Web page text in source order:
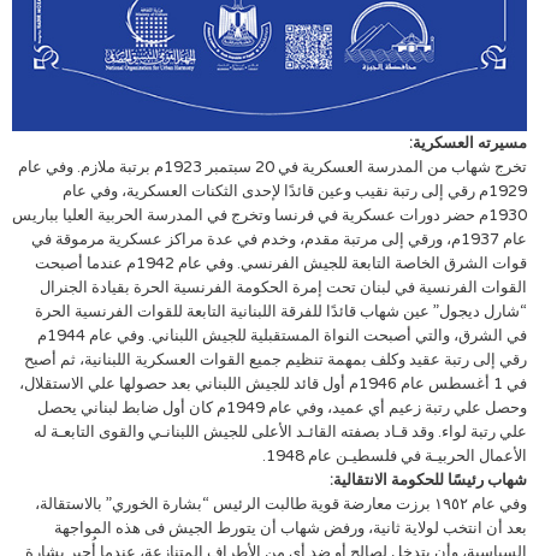
مسيرته العسكرية:
تخرج شهاب من المدرسة العسكرية في 20 سبتمبر 1923م برتبة ملازم. وفي عام
1929م رقي إلى رتبة نقيب وعين قائدًا لإحدى الثكنات العسكرية، وفي عام
1930م حضر دورات عسكرية في فرنسا وتخرج في المدرسة الحربية العليا بباريس
عام 1937م، ورقي إلى مرتبة مقدم، وخدم في عدة مراكز عسكرية مرموقة في
قوات الشرق الخاصة التابعة للجيش الفرنسي. وفي عام 1942م عندما أصبحت
القوات الفرنسية في لبنان تحت إمرة الحكومة الفرنسية الحرة بقيادة الجنرال
“شارل ديجول” عين شهاب قائدًا للفرقة اللبنانية التابعة للقوات الفرنسية الحرة
في الشرق، والتي أصبحت النواة المستقبلية للجيش اللبناني. وفي عام 1944م
رقي إلى رتبة عقيد وكلف بمهمة تنظيم جميع القوات العسكرية اللبنانية، ثم أصبح
في 1 أغسطس عام 1946م أول قائد للجيش اللبناني بعد حصولها علي الاستقلال،
وحصل علي رتبة زعيم أي عميد، وفي عام 1949م كان أول ضابط لبناني يحصل
علي رتبة لواء. وقد قـاد بصفته القائـد الأعلى للجيش اللبنانـي والقوى التابعـة له
الأعمال الحربيـة في فلسطيـن عام 1948.
شهاب رئيسًا للحكومة الانتقالية:
وفي عام ١٩٥٢ برزت معارضة قوية طالبت الرئيس “بشارة الخوري” بالاستقالة،
بعد أن انتخب لولاية ثانية، ورفض شهاب أن يتورط الجيش فى هذه المواجهة
السياسية، وأن يتدخل لصالح أو ضد أي من الأطراف المتنازعة، عندما أُجبر بشارة